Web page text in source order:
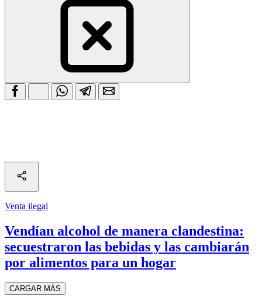
Venta ilegal
Vendían alcohol de manera clandestina:
secuestraron las bebidas y las cambiarán
por alimentos para un hogar
CARGAR MÁS